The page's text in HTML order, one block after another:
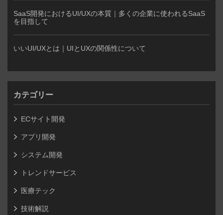
SaaS開発におけるUI/UXの本質｜多くの企業に使われるSaaS
を目指して
いいUI/UXとは｜UIとUXの関係性について
カテゴリー
ECサイト開発
アプリ開発
システム開発
トレンドサービス
医療テック
技術解説